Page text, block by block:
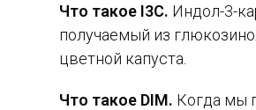
Что такое I3C. Индол-3-
получаемый из
цветной капуста.
Что такое DIM. Когда мы